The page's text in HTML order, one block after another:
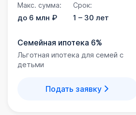
Макс. сумма:
до 6 млн ₽
Срок:
1 – 30 лет
Семейная ипотека 6%
Льготная ипотека для семей с
детьми
Подать заявку